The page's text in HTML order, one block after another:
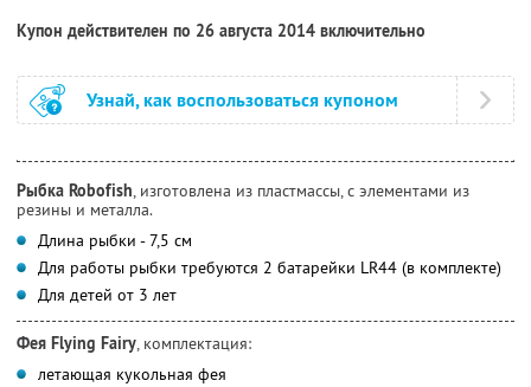
Купон действителен по 26 августа 2014 включительно
Узнай, как воспользоваться купоном
Рыбка Robofish, изготовлена из пластмассы, с элементами из
резины и металла.
Длина рыбки - 7,5 см
Для работы рыбки требуются 2 батарейки LR44 (в комплекте)
Для детей от 3 лет
Фея Flying Fairy, комплектация:
летающая кукольная фея